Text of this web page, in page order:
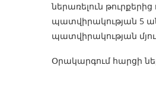
ներառելուն
պատվիրակության 5
պատվիրակության
Օրակարգում հարցի